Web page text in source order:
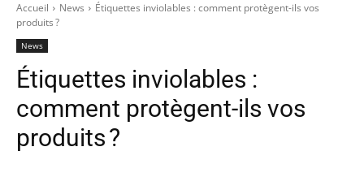
Accueil News
Étiquettes inviolables : comment protègent-ils vos
produits ?
News
Étiquettes inviolables :
comment protègent-ils vos
produits ?